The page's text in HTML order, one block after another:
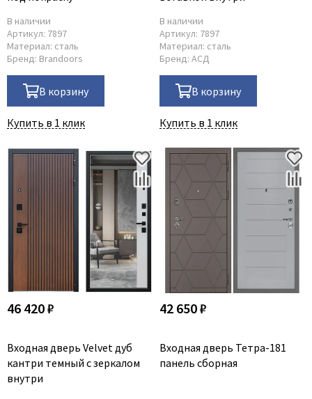
В наличии
Артикул: 7897
Материал: сталь
Бренд: Brandoors
В корзину
Купить в 1 клик
В наличии
Артикул: 7897
Материал: сталь
Бренд: АСД
В корзину
Купить в 1 клик
46 420 ₽
Входная дверь Velvet дуб
кантри темный с зеркалом
внутри
42 650 ₽
Входная дверь Тетра-181
панель сборная